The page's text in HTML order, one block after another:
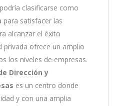
clasificarse como
para satisfacer las
alcanzar el éxito
privada ofrece un amplio
los niveles de empresas.
Dirección y
es un centro donde
idad y con una amplia